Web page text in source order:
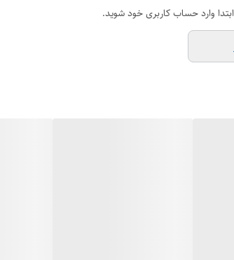
وارد حساب کاربری خود شوید.